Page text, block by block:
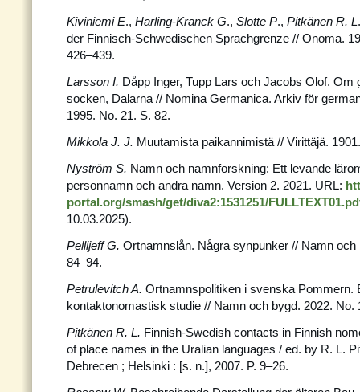
Kiviniemi E., Harling-Kranck G., Slotte P., Pitkänen R. L
der Finnisch-Schwedischen Sprachgrenze // Onoma.
426–439.
Larsson I. Dåpp Inger, Tupp Lars och Jacobs Olof. Om
socken, Dalarna // Nomina Germanica. Arkiv för
1995. No. 21. S. 82.
Mikkola J. J. Muutamista paikannimistä // Virittäjä.
Nyström S. Namn och namnforskning: Ett levande
personnamn och andra namn. Version 2. 2021. URL:
portal.org/smash/get/diva2:1531251/
10.03.2025).
Pellijeff G. Ortnamnslån. Några synpunker // Namn och
84–94.
Petrulevitch A. Ortnamnspolitiken i svenska Pommern.
kontaktonomastisk studie // Namn och bygd. 2022. No.
Pitkänen R. L. Finnish-Swedish contacts in Finnish
of place names in the Uralian languages / ed. by R. L.
Debrecen ; Helsinki : [s. n.], 2007. P. 9–26.